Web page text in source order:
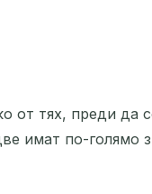
от тях, преди да
имат по-голямо